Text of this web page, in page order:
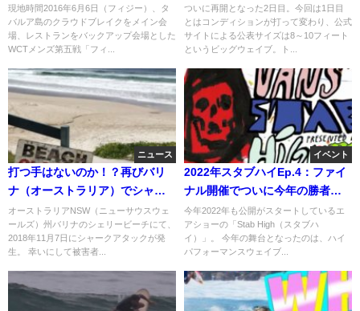
ト
現地時間2016年6月6日（フィジー）、タ
バルア島のクラウドブレイクをメイン会
場、レストランをバックアップ会場とした
WCTメンズ第五戦「フィ...
ついに再開となった2日目。今回は1日目
とはコンディションが打って変わり、公式
サイトによる公表サイズは8～10フィート
というビッグウェイブ。ト...
ニュース
打つ手はないのか！？再びバリ
ナ（オーストラリア）でシャー
クアタック発生
オーストラリアNSW（ニューサウスウェ
ールズ）州バリナのシェリービーチにて、
2018年11月7日にシャークアタックが発
生。 幸いにして被害者...
イベント
2022年スタブハイEp.4：ファイ
ナル開催でついに今年の勝者が
決定へ
今年2022年も公開がスタートしているエ
アショーの「Stab High（スタブハ
イ）」。 今年の舞台となったのは、ハイ
パフォーマンスウェイブ...